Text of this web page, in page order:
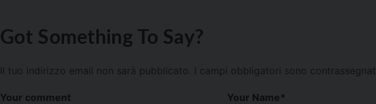
Got Something To Say?
Il tuo indirizzo email non sarà pubblicato. I campi obbligatori sono contrassegnati
Your comment Your Name*